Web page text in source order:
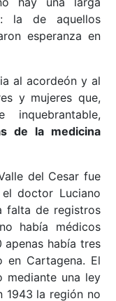
la de aquellos
esperanza en
al acordeón y al
y mujeres que,
de la medicina
del Cesar fue
doctor Luciano
falta de registros
había médicos
apenas había tres
en Cartagena. El
mediante una ley
1943 la región no